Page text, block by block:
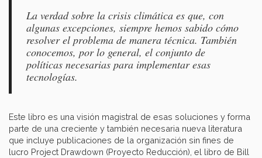
La verdad sobre la crisis climática es que, con
algunas excepciones, siempre hemos sabido cómo
resolver el problema de manera técnica. También
conocemos, por lo general, el conjunto de
políticas necesarias para implementar esas
tecnologías.
Este libro es una visión magistral de esas soluciones y forma
parte de una creciente y también necesaria nueva literatura
que incluye publicaciones de la organización sin fines de
lucro Project Drawdown (Proyecto Reducción), el libro de Bill